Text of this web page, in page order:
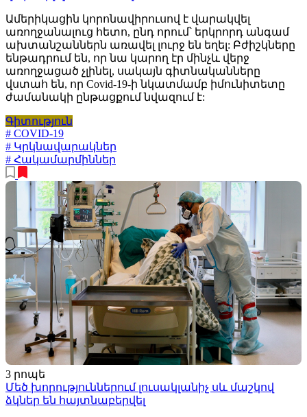
Ամերիկացին կորոնավիրուսով է վարակվել
առողջանալուց հետո, ընդ որում՝ երկրորդ անգամ
ախտանշաններն առավել լուրջ են եղել: Բժիշկները
ենթադրում են, որ նա կարող էր մինչև վերջ
առողջացած չլինել, սակայն գիտնականները
վստահ են, որ Covid-19-ի նկատմամբ իմունիտետը
ժամանակի ընթացքում նվազում է:
Գիտություն
# COVID-19
# Կրկնավարակներ
# Հակամարմիններ
3 րոպե
Մեծ խորություններում լուսակլանիչ սև մաշկով
ձկներ են հայտնաբերվել